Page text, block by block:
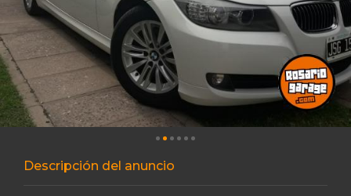
Descripción del anuncio